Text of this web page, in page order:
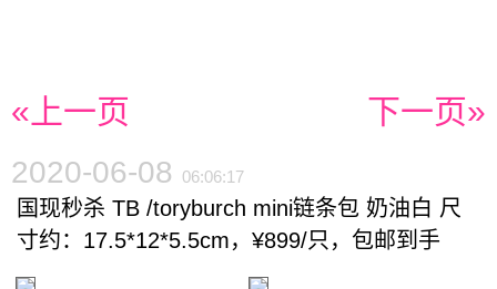
«上一页 下一页»
2020-06-08 06:06:17
国现秒杀 TB /toryburch mini链条包 奶油白 尺
寸约：17.5*12*5.5cm，¥899/只，包邮到手